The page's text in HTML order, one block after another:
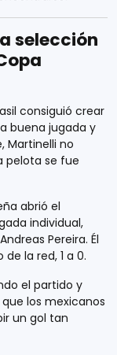
selección
consiguió crear
buena jugada y
Martinelli no
pelota se fue
abrió el
individual,
Pereira. Él
la red, 1 a 0.
el partido y
los mexicanos
un gol tan